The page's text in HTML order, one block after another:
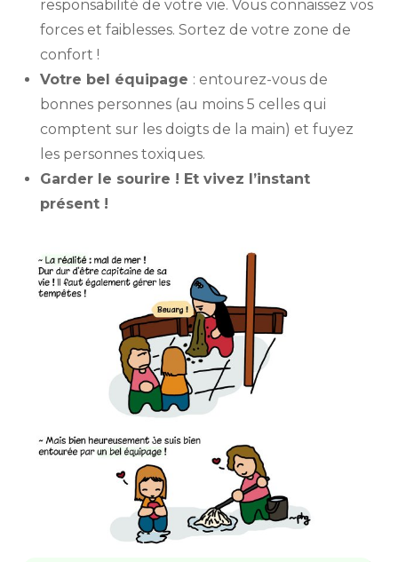
responsabilité de votre vie. Vous connaissez vos
forces et faiblesses. Sortez de votre zone de
confort !
Votre bel équipage : entourez-vous de
bonnes personnes (au moins 5 celles qui
comptent sur les doigts de la main) et fuyez
les personnes toxiques.
Garder le sourire ! Et vivez l’instant
présent !